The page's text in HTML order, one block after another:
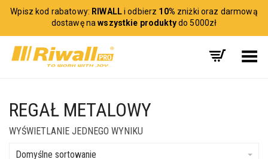
Wpisz kod rabatowy: RIWALLi odbierz 10% zniżki oraz darmową
dostawę nawszystkie produktydo 5000zł
Toggle Menu
REGAŁ METALOWY
WYŚWIETLANIE JEDNEGO WYNIKU
Domyślne sortowanie